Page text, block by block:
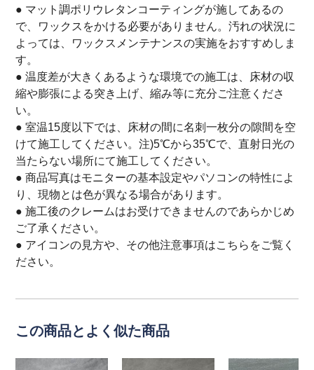
● マット調ポリウレタンコーティングが施してあるの
で、ワックスをかける必要がありません。汚れの状況に
よっては、ワックスメンテナンスの実施をおすすめしま
す。
● 温度差が大きくあるような環境での施工は、床材の収
縮や膨張による突き上げ、縮み等に充分ご注意くださ
い。
● 室温15度以下では、床材の間に名刺一枚分の隙間を空
けて施工してください。注)5℃から35℃で、直射日光の
当たらない場所にて施工してください。
● 商品写真はモニターの基本設定やパソコンの特性によ
り、現物とは色が異なる場合があります。
● 施工後のクレームはお受けできませんのであらかじめ
ご了承ください。
● アイコンの見方や、その他注意事項はこちら をご覧く
ださい。
この商品とよく似た商品